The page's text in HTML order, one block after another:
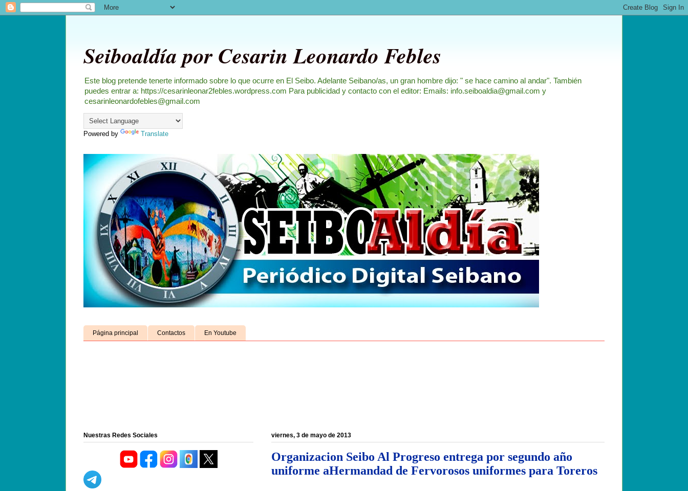
Seiboaldía por Cesarin Leonardo Febles
Este blog pretende tenerte informado sobre lo que ocurre en El Seibo. Adelante Seibano/as, un gran hombre dijo: " se hace camino al andar". También
puedes entrar a: https://cesarinleonar2febles.wordpress.com Para publicidad y contacto con el editor: Emails: info.seiboaldia@gmail.com y
cesarinleonardofebles@gmail.com
Powered by Translate
Página principal Contactos En Youtube
viernes, 3 de mayo de 2013
Organizacion Seibo Al Progreso entrega por segundo año
uniforme aHermandad de Fervorosos uniformes para Toreros
Nuestras Redes Sociales